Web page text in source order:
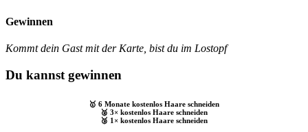
Gewinnen
Kommt dein Gast mit der Karte, bist du im Lostopf
Du kannst gewinnen
🥇 6 Monate kostenlos Haare schneiden
🥈 3× kostenlos Haare schneiden
🥉 1× kostenlos Haare schneiden